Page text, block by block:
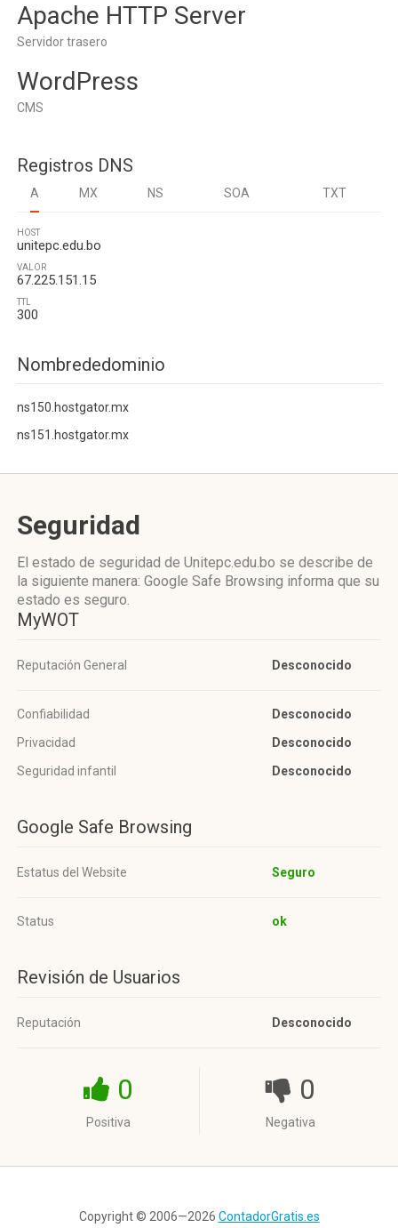
Apache HTTP Server
Servidor trasero
WordPress
CMS
Registros DNS
A MX NS SOA TXT
HOST
unitepc.edu.bo
VALOR
67.225.151.15
TTL
300
Nombrededominio
ns150.hostgator.mx
ns151.hostgator.mx
Seguridad
El estado de seguridad de Unitepc.edu.bo se describe de
la siguiente manera: Google Safe Browsing informa que su
estado es seguro.
MyWOT
Reputación General Desconocido
Confiabilidad
Desconocido
Privacidad
Desconocido
Seguridad infantil
Desconocido
Google Safe Browsing
Estatus del Website Seguro
Status ok
Revisión de Usuarios
Reputación Desconocido
0
Positiva
0
Negativa
Copyright © 2006—2026 ContadorGratis.es